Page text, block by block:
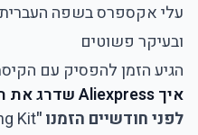
עלי אקספרס בשפה העברית
ובעיקר פשוטים
הגיע הזמן להפסיק עם
איך Aliexpress שדרג את האבוקדו שלנו
לפני חודשיים הזמנו "Kit